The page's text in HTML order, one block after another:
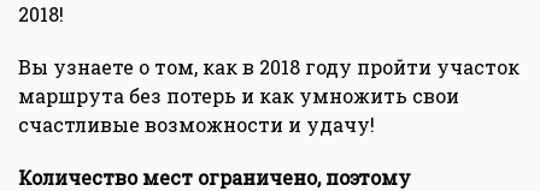
2018!
Вы узнаете о том, как в 2018 году пройти участок
маршрута без потерь и как умножить свои
счастливые возможности и удачу!
Количество мест ограничено, поэтому